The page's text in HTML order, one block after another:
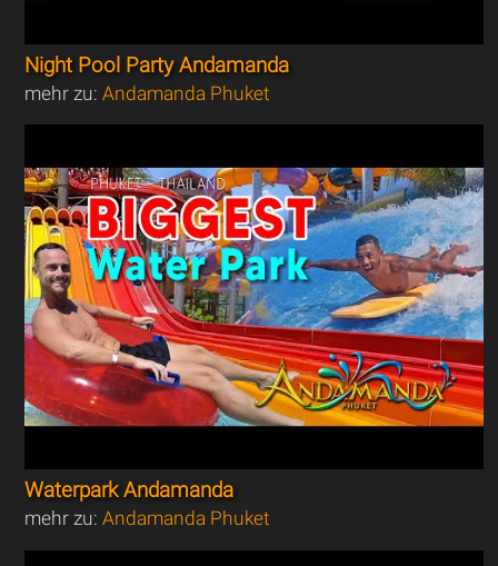
Night Pool Party Andamanda
mehr zu:Andamanda Phuket
Waterpark Andamanda
mehr zu:Andamanda Phuket